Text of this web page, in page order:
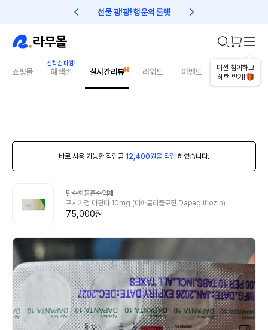
선물 팡!팡! 행운의 룰렛 친구초대 1만원 리워드!
미션 참여하고
혜택 받기!
쇼핑몰 혜택존 실시간리뷰 리워드 이벤트 건강매거진
바로 사용 가능한 적립금 12,400원을 적립 하였습니다.
탄수화물흡수억제
포시가정 다판타 10mg (다파글리플로진 Dapagliflozin)
75,000원